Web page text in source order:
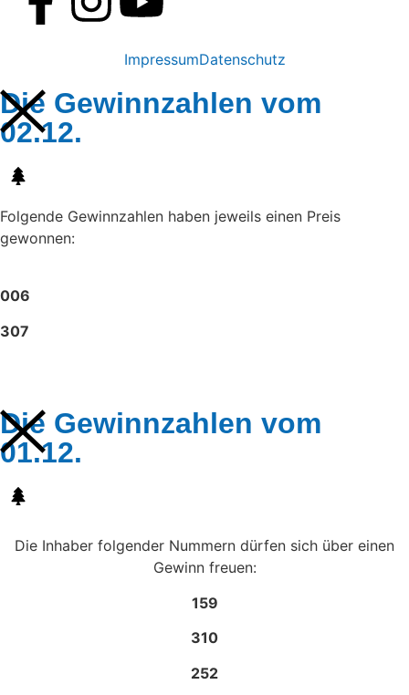
ImpressumDatenschutz
Die Gewinnzahlen vom
02.12.
Folgende Gewinnzahlen haben jeweils einen Preis
gewonnen:
006
307
Die Gewinnzahlen vom
01.12.
Die Inhaber folgender Nummern dürfen sich über einen
Gewinn freuen:
159
310
252